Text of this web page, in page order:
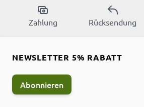
Zahlung Rücksendung
NEWSLETTER 5% RABATT
Abonnieren